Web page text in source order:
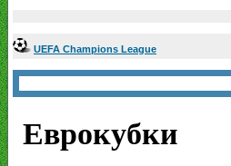
UEFA Champions League
Еврокубки